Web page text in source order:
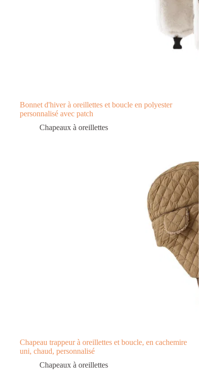
Bonnet d'hiver à oreillettes et boucle en polyester
personnalisé avec patch
Chapeaux à oreillettes
Chapeau trappeur à oreillettes et boucle, en cachemire
uni, chaud, personnalisé
Chapeaux à oreillettes